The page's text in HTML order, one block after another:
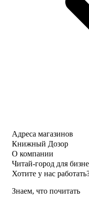
Адреса магазинов
Книжный Дозор
О компании
Читай-город для
Хотите у нас
Знаем, что почитать